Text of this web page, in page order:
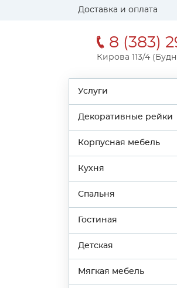
Доставка и оплата
8 (383)
Кирова 113/4
Услуги
Декоративные рейки
Корпусная мебель
Кухня
Спальня
Гостиная
Детская
Мягкая мебель